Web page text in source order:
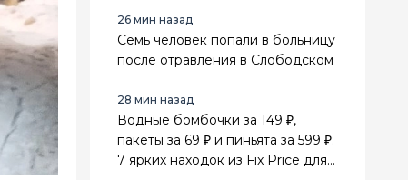
26 мин назад
Семь человек попали в больницу
после отравления в Слободском
28 мин назад
Водные бомбочки за 149 ₽,
пакеты за 69 ₽ и пиньята за 599 ₽:
7 ярких находок из Fix Price для